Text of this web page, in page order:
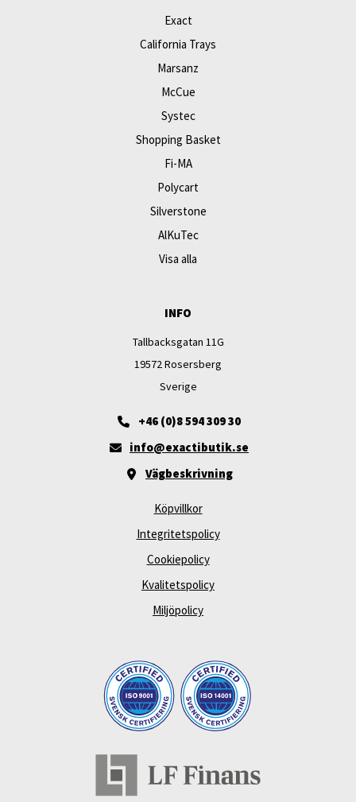
Exact
California Trays
Marsanz
McCue
Systec
Shopping Basket
Fi-MA
Polycart
Silverstone
AlKuTec
Visa alla
INFO
Tallbacksgatan 11G
19572 Rosersberg
Sverige
+46 (0)8 594 309 30
info@exactibutik.se
Vägbeskrivning
Köpvillkor
Integritetspolicy
Cookiepolicy
Kvalitetspolicy
Miljöpolicy